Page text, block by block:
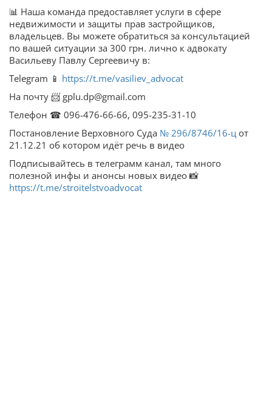
📊 Наша команда предоставляет услуги в сфере
недвижимости и защиты прав застройщиков,
владельцев. Вы можете обратиться за консультацией
по вашей ситуации за 300 грн. лично к адвокату
Васильеву Павлу Сергеевичу в:
Telegram 📱 https://t.me/vasiliev_advocat
На почту 📨 gplu.dp@gmail.com
Телефон ☎ 096-476-66-66, 095-235-31-10
Постановление Верховного Суда № 296/8746/16-ц от
21.12.21 об котором идёт речь в видео
Подписывайтесь в телеграмм канал, там много
полезной инфы и анонсы новых видео 📸
https://t.me/stroitelstvoadvocat